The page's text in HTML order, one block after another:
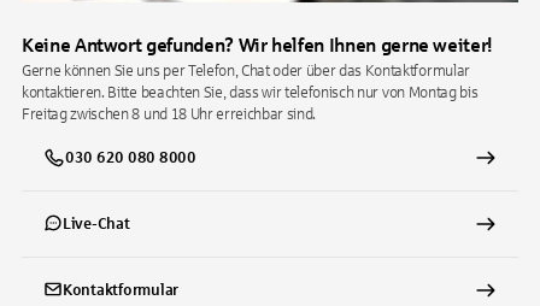
Keine Antwort gefunden? Wir helfen Ihnen gerne weiter!
Gerne können Sie uns per Telefon, Chat oder über das Kontaktformular
kontaktieren. Bitte beachten Sie, dass wir telefonisch nur von Montag bis
Freitag zwischen 8 und 18 Uhr erreichbar sind.
030 620 080 8000
Live-Chat
Kontaktformular